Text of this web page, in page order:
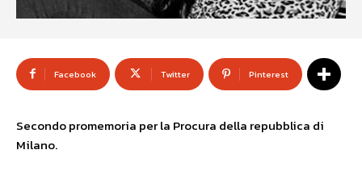
Facebook Twitter Pinterest
Secondo promemoria per la Procura della repubblica di
Milano.